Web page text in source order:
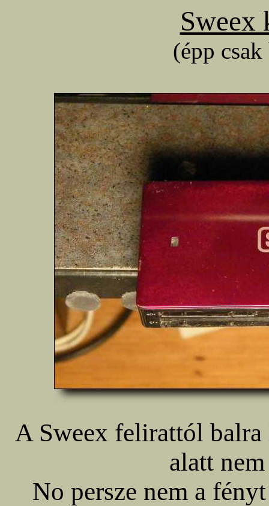
Sweex
(épp
A Sweex felirattól
alatt
No persze nem a